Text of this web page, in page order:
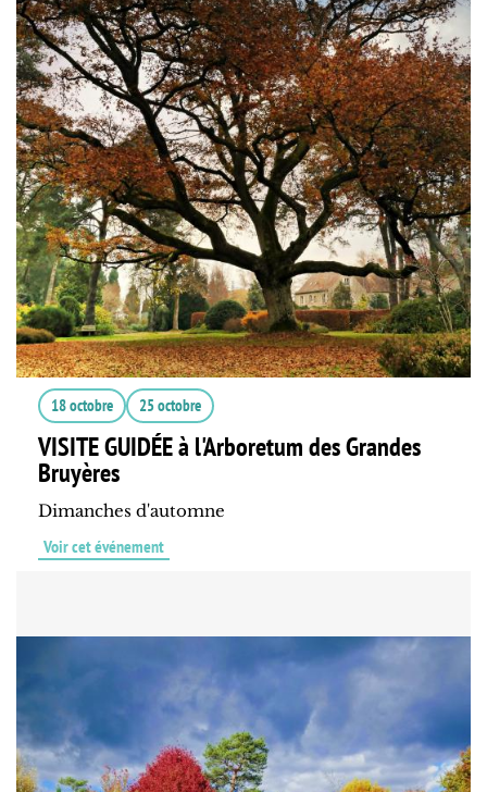
18 octobre 25 octobre
VISITE GUIDÉE à l'Arboretum des Grandes
Bruyères
Dimanches d'automne
Voir cet événement